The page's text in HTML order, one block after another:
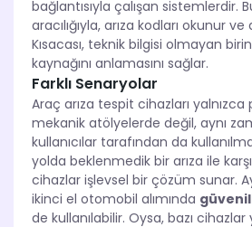
bağlantısıyla çalışan sistemlerdir.
aracılığıyla, arıza kodları okunur
Kısacası, teknik bilgisi olmayan
kaynağını anlamasını sağlar.
Farklı Senaryolar
Araç arıza tespit cihazları
mekanik atölyelerde değil, aynı
kullanıcılar tarafından da
yolda beklenmedik bir arıza ile
cihazlar işlevsel bir çözüm sunar.
ikinci el otomobil alımında
de kullanılabilir. Oysa, bazı